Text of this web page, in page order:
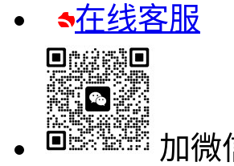
在线客服
加微